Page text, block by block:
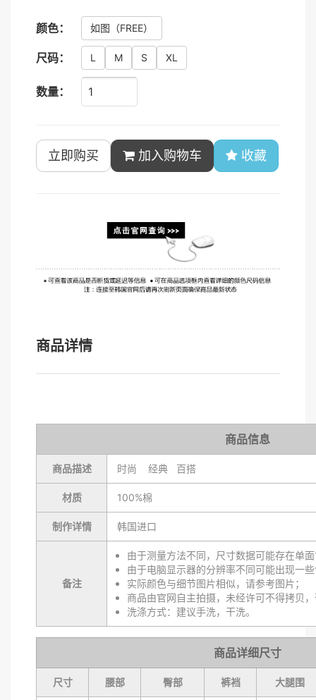
颜色： 如图 （FREE）
尺码： L M S XL
数量：
立即购买 加入购物车 收藏
商品详情
商品信息
商品描述 时尚 经典 百搭
材质 100%棉
制作详情 韩国进口
备注
由于测量方法不同，尺寸数据可能存在单
由于电脑显示器的分辨率不同可能出现一
实际颜色与细节图片相似，请参考图片；
商品由官网自主拍摄，未经许可不得拷贝
洗涤方式：建议手洗，干洗。
商品详细尺寸
尺寸 腰部 臀部 裤裆 大腿围